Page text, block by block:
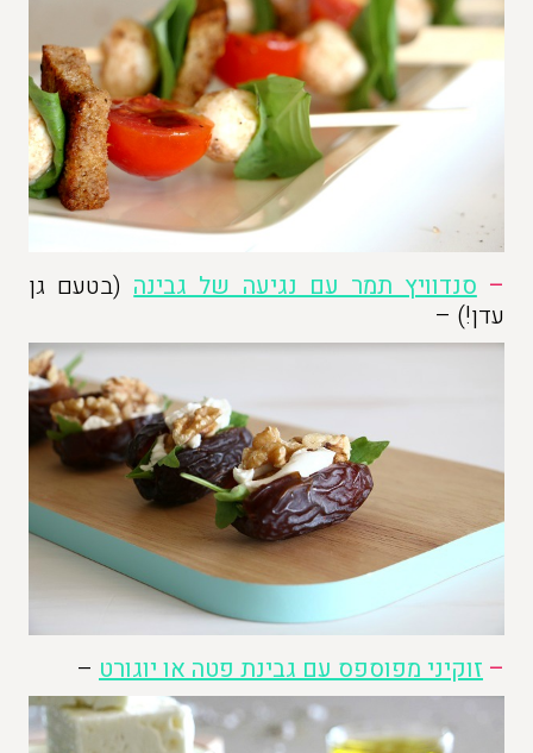
– סנדוויץ תמר עם נגיעה של גבינה (בטעם גן
עדן!) –
– זוקיני מפוספס עם גבינת פטה או יוגורט –